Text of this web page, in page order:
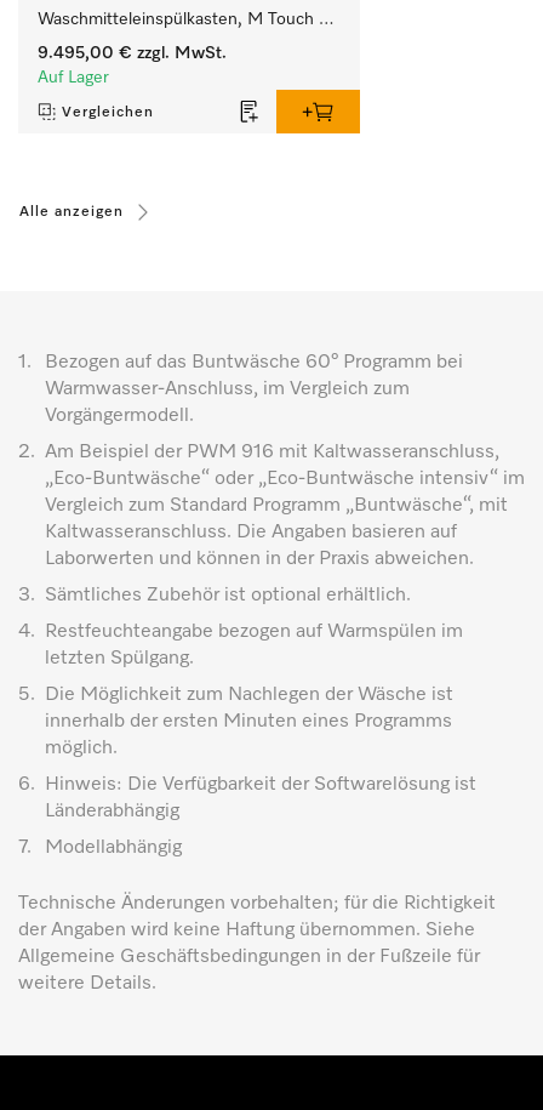
Waschmitteleinspülkasten, M Touch
Pro.
9.495,00 € zzgl. MwSt.
Auf Lager
Vergleichen
Alle anzeigen
1.
Bezogen auf das Buntwäsche 60° Programm bei
Warmwasser-Anschluss, im Vergleich zum
Vorgängermodell.
2. Am Beispiel der PWM 916 mit Kaltwasseranschluss,
„Eco-Buntwäsche“ oder „Eco-Buntwäsche intensiv“ im
Vergleich zum Standard Programm „Buntwäsche“, mit
Kaltwasseranschluss. Die Angaben basieren auf
Laborwerten und können in der Praxis abweichen.
3.
Sämtliches Zubehör ist optional erhältlich.
4.
Restfeuchteangabe bezogen auf Warmspülen im
letzten Spülgang.
5.
Die Möglichkeit zum Nachlegen der Wäsche ist
innerhalb der ersten Minuten eines Programms
möglich.
6.
Hinweis: Die Verfügbarkeit der Softwarelösung ist
Länderabhängig
7.
Modellabhängig
Technische Änderungen vorbehalten; für die Richtigkeit
der Angaben wird keine Haftung übernommen. Siehe
Allgemeine Geschäftsbedingungen in der Fußzeile für
weitere Details.